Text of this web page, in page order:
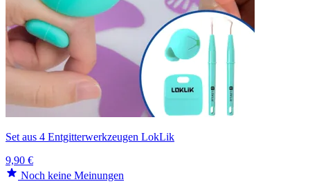
Set aus 4 Entgitterwerkzeugen LokLik
9,90 €
Noch keine Meinungen